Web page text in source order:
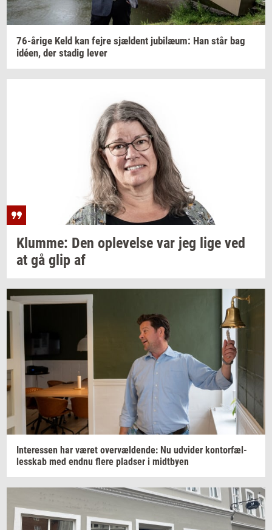
76-​årige Keld kan fejre sjæl­dent ju­bilæum: Han står bag
idéen, der sta­dig lever
Klum­me: Den op­le­vel­se var jeg lige ved
at gå glip af
In­ter­es­sen har været over­væl­den­de: Nu ud­vi­der kon­tor­fæl­
les­skab med endnu flere plad­ser i midt­by­en